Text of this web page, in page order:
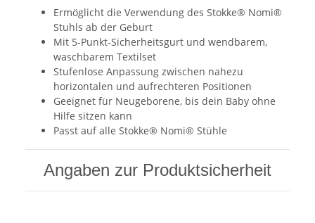
Ermöglicht die Verwendung des Stokke® Nomi®
Stuhls ab der Geburt
Mit 5-Punkt-Sicherheitsgurt und wendbarem,
waschbarem Textilset
Stufenlose Anpassung zwischen nahezu
horizontalen und aufrechteren Positionen
Geeignet für Neugeborene, bis dein Baby ohne
Hilfe sitzen kann
Passt auf alle Stokke® Nomi® Stühle
Angaben zur Produktsicherheit